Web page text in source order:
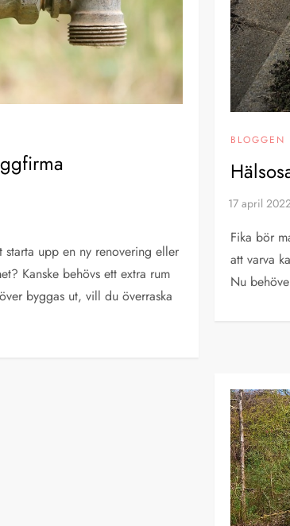
starta upp en ny renovering eller
Kanske behövs ett extra rum
byggas ut, vill du överraska
BLOGGEN
Fika bör
att varva
Nu